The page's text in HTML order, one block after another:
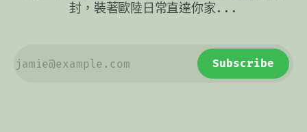
封，裝著歐陸日常直達你家...
Subscribe